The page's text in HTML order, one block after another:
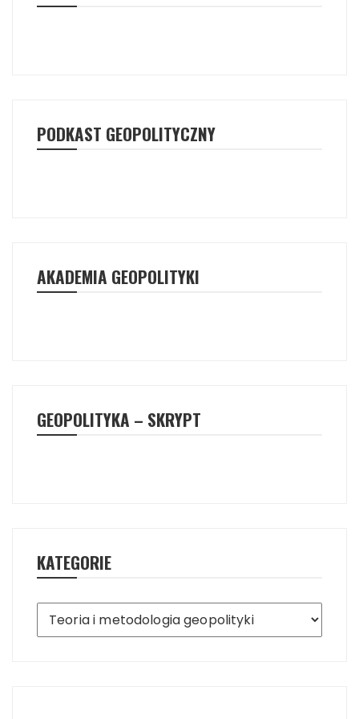
PODKAST GEOPOLITYCZNY
AKADEMIA GEOPOLITYKI
GEOPOLITYKA – SKRYPT
KATEGORIE
Kategorie